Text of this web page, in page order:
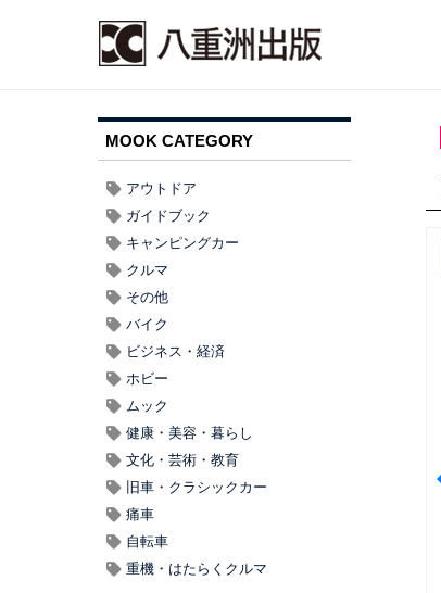
MOOK CATEGORY
アウトドア
ガイドブック
キャンピングカー
クルマ
その他
バイク
ビジネス・経済
ホビー
ムック
健康・美容・暮らし
文化・芸術・教育
旧車・クラシックカー
痛車
自転車
重機・はたらくクルマ